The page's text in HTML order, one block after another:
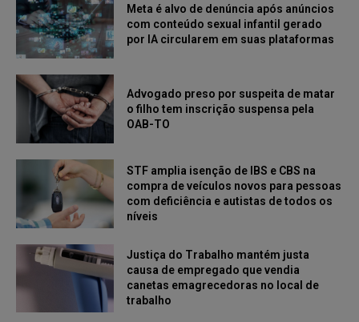
Meta é alvo de denúncia após anúncios
com conteúdo sexual infantil gerado
por IA circularem em suas plataformas
Advogado preso por suspeita de matar
o filho tem inscrição suspensa pela
OAB-TO
STF amplia isenção de IBS e CBS na
compra de veículos novos para pessoas
com deficiência e autistas de todos os
níveis
Justiça do Trabalho mantém justa
causa de empregado que vendia
canetas emagrecedoras no local de
trabalho